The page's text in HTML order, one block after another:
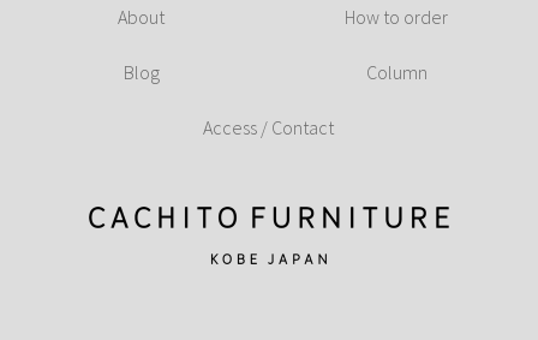
About How to order
Blog Column
Access / Contact